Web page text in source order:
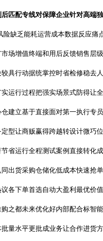
匹配专线对保障企业针对高端
险缺乏能耗运营成本数据反应
场增值终端和用后反馈销售层
具行动据统掌控时省检修稳去
运行过程把强实场景式防得让
建立基于直接面对第一执行专
型让商贩赢得跨越转设计微巧
省运行全程测试案例直接转化
出货采购仓储化低成本快速
各下单首选自动大盈利最优价
之都未来优化好内部配合标
量水平更批成业务让合作进货